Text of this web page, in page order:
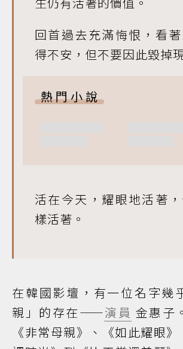
回首過去充滿悔恨，看
得不安，但不要因此毀掉
熱門小說
活在今天，耀眼地活著
樣活著。
在韓國影壇，有一位名字幾
親」的存在——演員 金惠子
《非常母親》、《如此耀眼